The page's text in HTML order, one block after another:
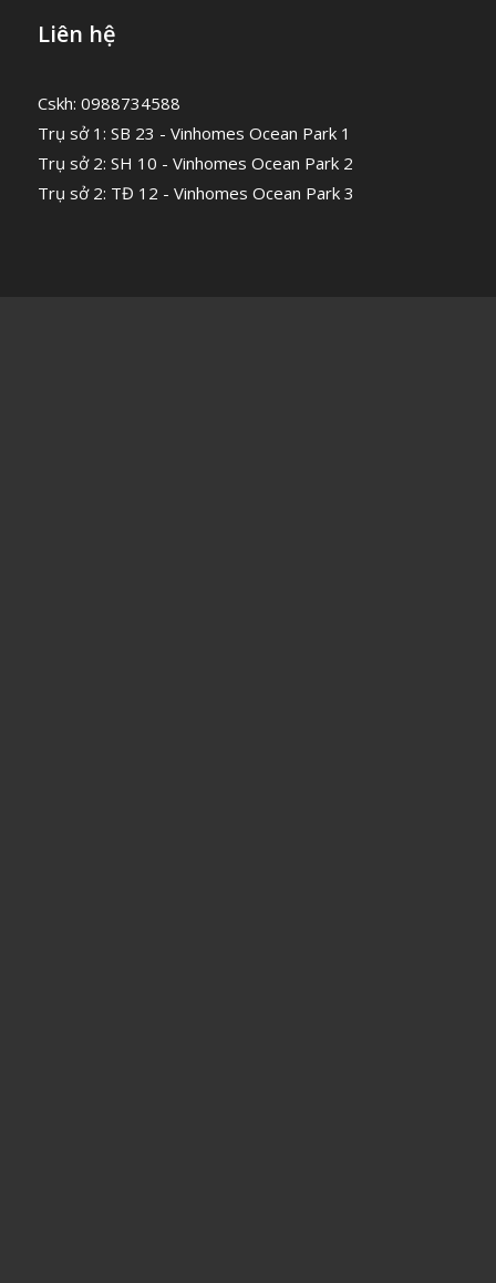
Liên hệ
Cskh: 0988734588
Trụ sở 1: SB 23 - Vinhomes Ocean Park 1
Trụ sở 2: SH 10 - Vinhomes Ocean Park 2
Trụ sở 2: TĐ 12 - Vinhomes Ocean Park 3